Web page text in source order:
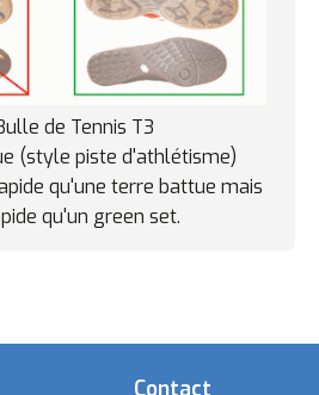
de Tennis T3
(style piste d'athlétisme)
qu'une terre battue mais
qu'un green set.
Contact